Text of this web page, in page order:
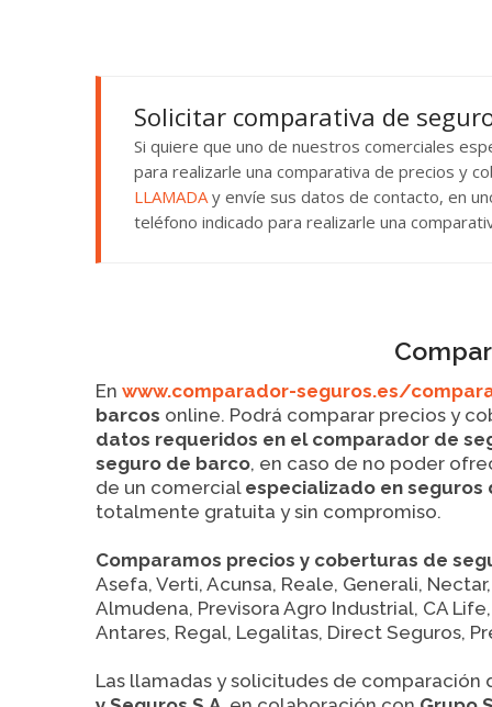
Solicitar comparativa de
Si quiere que uno de nuestros comerciales
para realizarle una comparativa de precios y
LLAMADAy envíe sus datos de contacto, en
teléfono indicado para realizarle una
En www.comparador-seguros.es/
barcos online. Podrá comparar precios y
datos requeridos en el comparador de
seguro de barco, en caso de no poder
de un comercial especializado en seguros
totalmente gratuita y sin compromiso.
Comparamos precios y coberturas de
Asefa, Verti, Acunsa, Reale, Generali,
Almudena, Previsora Agro Industrial, CA
Antares, Regal, Legalitas, Direct Seguros,
Las llamadas y solicitudes de